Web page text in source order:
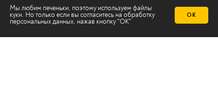
Мы любим печеньки, поэтому используем файлы
куки. Но только если вы согласитесь на обработку
персональных данных, нажав кнопку "ОК"
ОК